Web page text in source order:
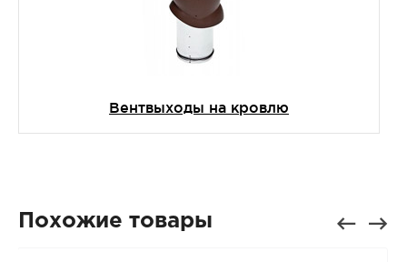
Вентвыходы на кровлю
Похожие товары